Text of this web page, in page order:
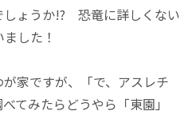
しょうか!? 恐竜に詳しくない
した！
家ですが、「で、アスレチ
てみたらどうやら「東園」